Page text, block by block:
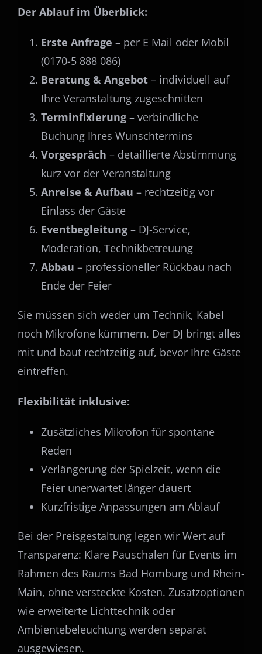
Der Ablauf im Überblick:
Erste Anfrage – per E Mail oder Mobil
(0170-5 888 086)
Beratung & Angebot– individuell auf
Ihre Veranstaltung zugeschnitten
Terminfixierung– verbindliche
Buchung Ihres Wunschtermins
Vorgespräch – detaillierte Abstimmung
kurz vor der Veranstaltung
Anreise & Aufbau – rechtzeitig vor
Einlass der Gäste
Eventbegleitung– DJ-Service,
Moderation, Technikbetreuung
Abbau – professioneller Rückbau nach
Ende der Feier
Sie müssen sich weder um Technik, Kabel
noch Mikrofone kümmern. Der DJ bringt alles
mit und baut rechtzeitig auf, bevor Ihre Gäste
eintreffen.
Flexibilität inklusive:
Zusätzliches Mikrofon für spontane
Reden
Verlängerung der Spielzeit, wenn die
Feier unerwartet länger dauert
Kurzfristige Anpassungen am Ablauf
Bei der Preisgestaltung legen wir Wert auf
Transparenz: Klare Pauschalen für Events im
Rahmen des Raums Bad Homburg und Rhein-
Main, ohne versteckte Kosten. Zusatzoptionen
wie erweiterte Lichttechnik oder
Ambientebeleuchtung werden separat
ausgewiesen.